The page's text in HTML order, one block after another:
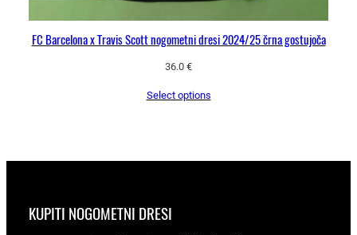
FC Barcelona x Travis Scott nogometni dresi 2024/25 črna gostujoča
36.0 €
Select options
KUPITI NOGOMETNI DRESI